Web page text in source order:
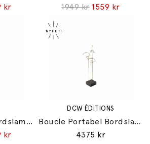
kr
1949 kr 1559 kr
Host Portable Bordslampa 220 Olive
kr
DCW ÉDITIONS
Boucle Portabel Bordslampa Gold
4375 kr